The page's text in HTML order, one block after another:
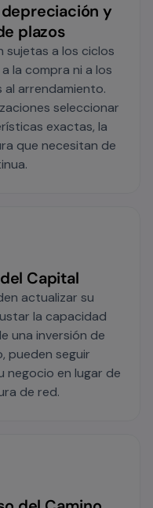
y
plazos
sujetas a los ciclos
la compra ni a los
al arrendamiento.
seleccionar
exactas, la
que necesitan de
Capital
actualizar su
la capacidad
una inversión de
pueden seguir
negocio en lugar de
de red.